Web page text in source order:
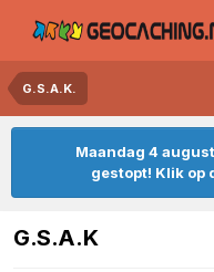
G.S.A.K.
Maandag 4
gestopt! Klik op
G.S.A.K